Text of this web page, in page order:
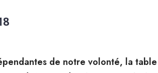
de notre volonté, la